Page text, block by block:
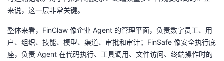
来说，这一层非常关键。
整体来看，FinClaw 像企业 Agent 的管理平面，负责数字员工、用
户、组织、技能、模型、渠道、审批和审计；FinSafe 像安全执行底
座，负责 Agent 在代码执行、工具调用、文件访问、终端操作时的